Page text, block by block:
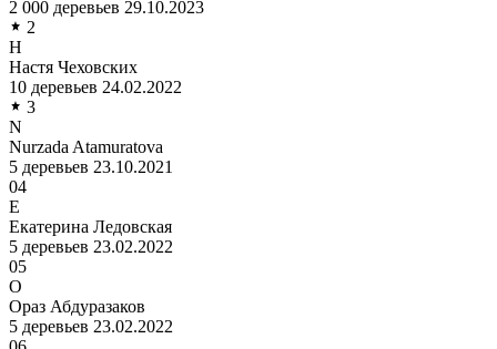
2 000 деревьев 29.10.2023
2
Н
Настя Чеховских
10 деревьев 24.02.2022
3
N
Nurzada Atamuratova
5 деревьев 23.10.2021
04
Е
Екатерина Ледовская
5 деревьев 23.02.2022
05
О
Ораз Абдуразаков
5 деревьев 23.02.2022